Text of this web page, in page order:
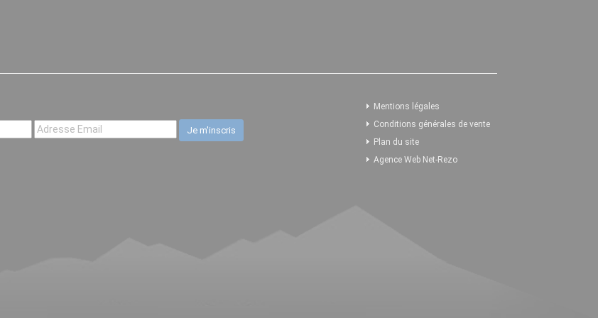
Mentions légales
Conditions générales de vente
Plan du site
Agence Web Net-Rezo